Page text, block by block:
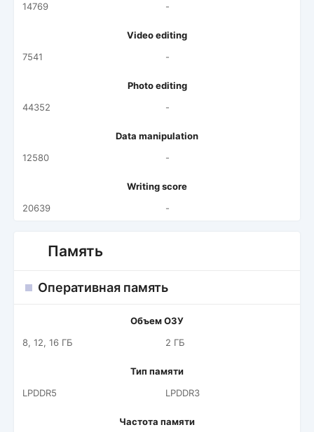
14769
-
Video editing
7541
-
Photo editing
44352
-
Data manipulation
12580
-
Writing score
20639
-
Память
Оперативная память
Объем ОЗУ
8, 12, 16 ГБ
2 ГБ
Тип памяти
LPDDR5
LPDDR3
Частота памяти